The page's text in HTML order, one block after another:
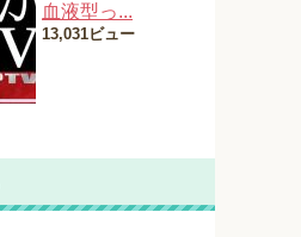
血液型っ...
13,031ビュー